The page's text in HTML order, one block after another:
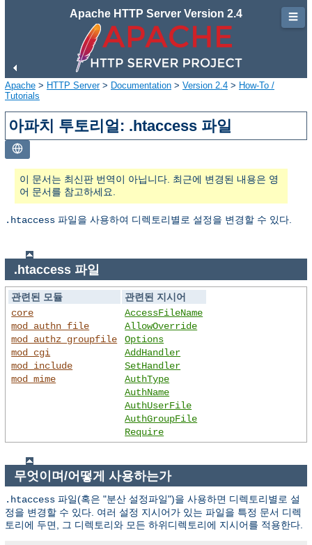
Apache HTTP Server Version 2.4
Apache > HTTP Server> Documentation > Version 2.4 > How-To /
Tutorials
아파치 투토리얼: .htaccess 파일
이 문서는 최신판 번역이 아닙니다. 최근에 변경된 내용은 영
어 문서를 참고하세요.
.htaccess 파일을 사용하여 디렉토리별로 설정을 변경할 수 있다.
.htaccess 파일
관련된 모듈
관련된 지시어
core
mod_authn_file
mod_authz_groupfile
mod_cgi
mod_include
mod_mime
AccessFileName
AllowOverride
Options
AddHandler
SetHandler
AuthType
AuthName
AuthUserFile
AuthGroupFile
Require
무엇이며/어떻게 사용하는가
.htaccess 파일(혹은 "분산 설정파일")을 사용하면 디렉토리별로 설
정을 변경할 수 있다. 여러 설정 지시어가 있는 파일을 특정 문서 디렉
토리에 두면, 그 디렉토리와 모든 하위디렉토리에 지시어를 적용한다.
☰